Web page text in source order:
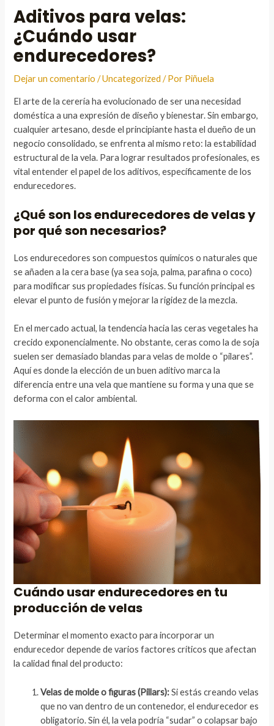
Aditivos para velas:
¿Cuándo usar
endurecedores?
Dejar un comentario /Uncategorized / Por Piñuela
El arte de la cerería ha evolucionado de ser una necesidad
doméstica a una expresión de diseño y bienestar. Sin embargo,
cualquier artesano, desde el principiante hasta el dueño de un
negocio consolidado, se enfrenta al mismo reto: la estabilidad
estructural de la vela. Para lograr resultados profesionales, es
vital entender el papel de los aditivos, específicamente de los
endurecedores.
¿Qué son los endurecedores de velas y
por qué son necesarios?
Los endurecedores son compuestos químicos o naturales que
se añaden a la cera base (ya sea soja, palma, parafina o coco)
para modificar sus propiedades físicas. Su función principal es
elevar el punto de fusión y mejorar la rigidez de la mezcla.
En el mercado actual, la tendencia hacia las ceras vegetales ha
crecido exponencialmente. No obstante, ceras como la de soja
suelen ser demasiado blandas para velas de molde o “pilares”.
Aquí es donde la elección de un buen aditivo marca la
diferencia entre una vela que mantiene su forma y una que se
deforma con el calor ambiental.
Cuándo usar endurecedores en tu
producción de velas
Determinar el momento exacto para incorporar un
endurecedor depende de varios factores críticos que afectan
la calidad final del producto:
Velas de molde o figuras (Pillars):Si estás creando velas
que no van dentro de un contenedor, el endurecedor es
obligatorio. Sin él, la vela podría “sudar” o colapsar bajo